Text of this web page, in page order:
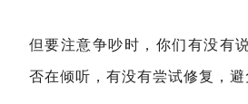
但要注意争吵时，你们有没有
否在倾听，有没有尝试修复，避